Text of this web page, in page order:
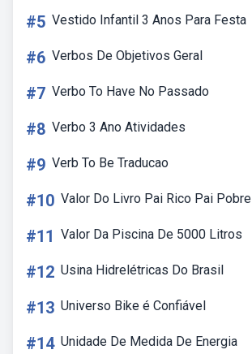
#5 Vestido Infantil 3 Anos Para Festa
#6 Verbos De Objetivos Geral
#7 Verbo To Have No Passado
#8 Verbo 3 Ano Atividades
#9 Verb To Be Traducao
#10 Valor Do Livro Pai Rico Pai Pobre
#11 Valor Da Piscina De 5000 Litros
#12 Usina Hidrelétricas Do Brasil
#13 Universo Bike é Confiável
#14 Unidade De Medida De Energia